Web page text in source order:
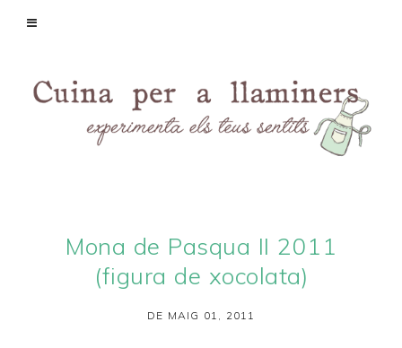
Mona de Pasqua II 2011
(figura de xocolata)
DE MAIG 01, 2011